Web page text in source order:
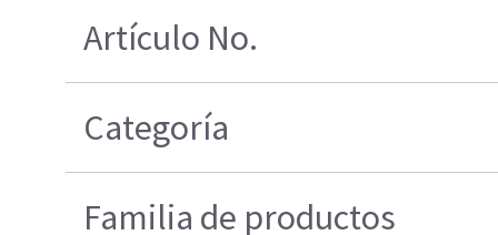
Artículo No.
Categoría
Familia de productos